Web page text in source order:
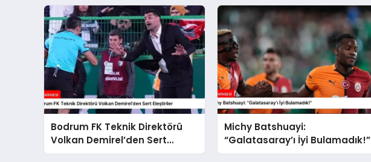
Bodrum FK Teknik Direktörü
Volkan Demirel’den Sert
Eleştiriler
Michy Batshuayi:
“Galatasaray’ı İyi Bulamadık!”